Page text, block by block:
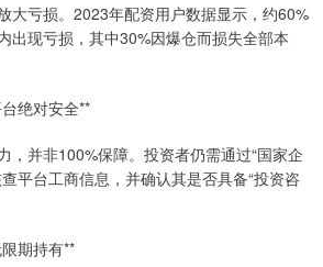
大亏损。2023年配资用户数据显示，约60%
出现亏损，其中30%因爆仓而损失全部本
绝对安全**
，并非100%保障。投资者仍需通过“国家企
平台工商信息，并确认其是否具备“投资咨
期持有**